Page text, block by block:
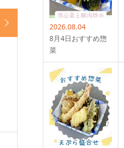
2026.08.04
8月4日おすすめ惣
菜